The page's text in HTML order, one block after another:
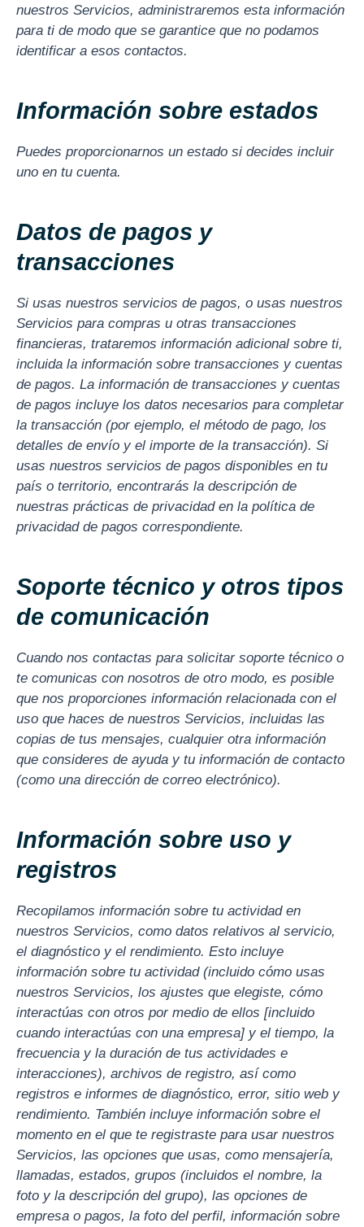
nuestros Servicios, administraremos esta información
para ti de modo que se garantice que no podamos
identificar a esos contactos.
Información sobre estados
Puedes proporcionarnos un estado si decides incluir
uno en tu cuenta.
Datos de pagos y
transacciones
Si usas nuestros servicios de pagos, o usas nuestros
Servicios para compras u otras transacciones
financieras, trataremos información adicional sobre ti,
incluida la información sobre transacciones y cuentas
de pagos. La información de transacciones y cuentas
de pagos incluye los datos necesarios para completar
la transacción (por ejemplo, el método de pago, los
detalles de envío y el importe de la transacción). Si
usas nuestros servicios de pagos disponibles en tu
país o territorio, encontrarás la descripción de
nuestras prácticas de privacidad en la política de
privacidad de pagos correspondiente.
Soporte técnico y otros tipos
de comunicación
Cuando nos contactas para solicitar soporte técnico o
te comunicas con nosotros de otro modo, es posible
que nos proporciones información relacionada con el
uso que haces de nuestros Servicios, incluidas las
copias de tus mensajes, cualquier otra información
que consideres de ayuda y tu información de contacto
(como una dirección de correo electrónico).
Información sobre uso y
registros
Recopilamos información sobre tu actividad en
nuestros Servicios, como datos relativos al servicio,
el diagnóstico y el rendimiento. Esto incluye
información sobre tu actividad (incluido cómo usas
nuestros Servicios, los ajustes que elegiste, cómo
interactúas con otros por medio de ellos [incluido
cuando interactúas con una empresa] y el tiempo, la
frecuencia y la duración de tus actividades e
interacciones), archivos de registro, así como
registros e informes de diagnóstico, error, sitio web y
rendimiento. También incluye información sobre el
momento en el que te registraste para usar nuestros
Servicios, las opciones que usas, como mensajería,
llamadas, estados, grupos (incluidos el nombre, la
foto y la descripción del grupo), las opciones de
empresa o pagos, la foto del perfil, información sobre